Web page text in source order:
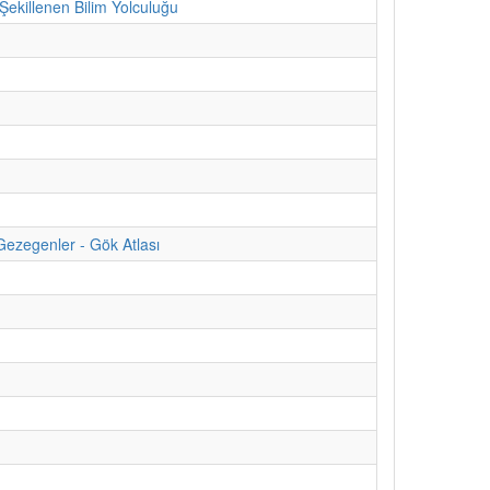
Bilim Yolculuğu
- Gök Atlası